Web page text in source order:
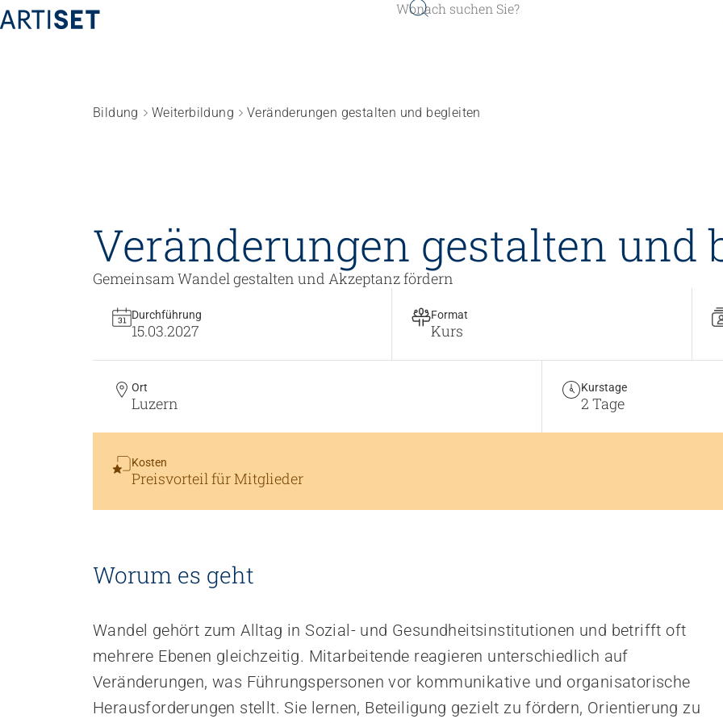
Personal rekrutieren und führen
Sicherheit gewährleisten
Angebote bewerben
Einkauf organisieren
Berufliche Inklusion fördern
Mit Angehörigen arbeiten
Lebensende gestalten
Übergänge gestalten
Höhere Fachschule Sozialpädagogik
Höhere Fachschule
Kindheitspädagogik
Höhere Fachschule
Gemeindeanimation
Praxispartner werden
Praxispartner finden
Sozial- und
Führung und
Kindheits- und
Gastronomie und
Vision, Mission, Werte
Politik und Positionen
Zusammenarbeit
Bildung Weiterbildung Veränderungen gestalten und begleiten
Veränderungen gestalten und
Gemeinsam Wandel gestalten und Akzeptanz fördern
Durchführung
15.03.2027
Format
Kurs
Ort
Luzern
Kurstage
2 Tage
Kosten
Preisvorteil für Mitglieder
Worum es geht
Wandel gehört zum Alltag in Sozial- und Gesundheitsinstitutionen und betrifft oft
mehrere Ebenen gleichzeitig. Mitarbeitende reagieren unterschiedlich auf
Veränderungen, was Führungspersonen vor kommunikative und organisatorische
Herausforderungen stellt. Sie lernen, Beteiligung gezielt zu fördern, Orientierung zu